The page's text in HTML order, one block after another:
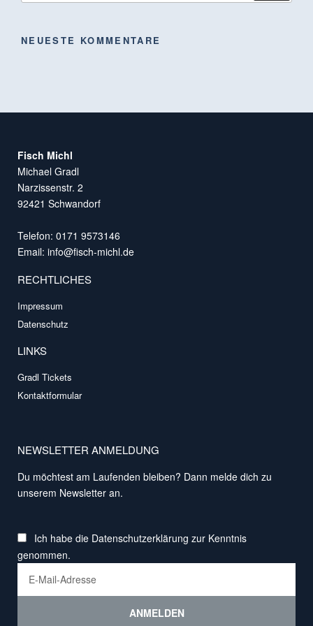
NEUESTE KOMMENTARE
Fisch Michl
Michael Gradl
Narzissenstr. 2
92421 Schwandorf
Telefon: 0171 9573146
Email: info@fisch-michl.de
RECHTLICHES
Impressum
Datenschutz
LINKS
Gradl Tickets
Kontaktformular
NEWSLETTER ANMELDUNG
Du möchtest am Laufenden bleiben? Dann melde dich zu
unserem Newsletter an.
Ich habe die Datenschutzerklärung zur Kenntnis
genommen.
ANMELDEN